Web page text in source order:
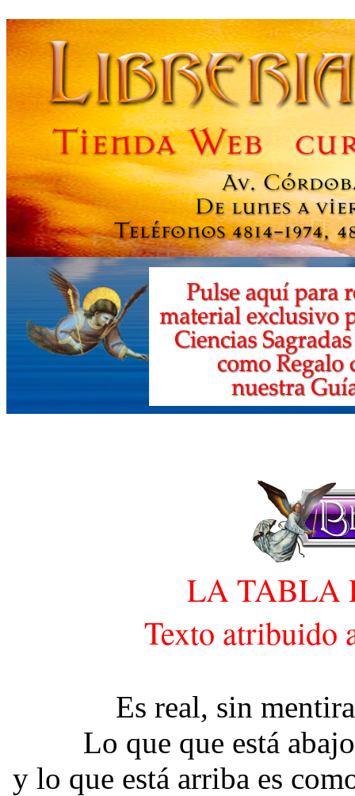
LA TABLA
Texto atribuido
Es real, sin
Lo que que está
y lo que está arriba es